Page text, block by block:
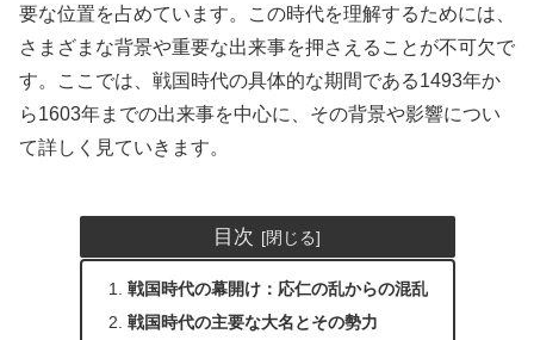
要な位置を占めています。この時代を理解するためには、
さまざまな背景や重要な出来事を押さえることが不可欠で
す。ここでは、戦国時代の具体的な期間である1493年か
ら1603年までの出来事を中心に、その背景や影響につい
て詳しく見ていきます。
目次
戦国時代の幕開け：応仁の乱からの混乱
戦国時代の主要な大名とその勢力